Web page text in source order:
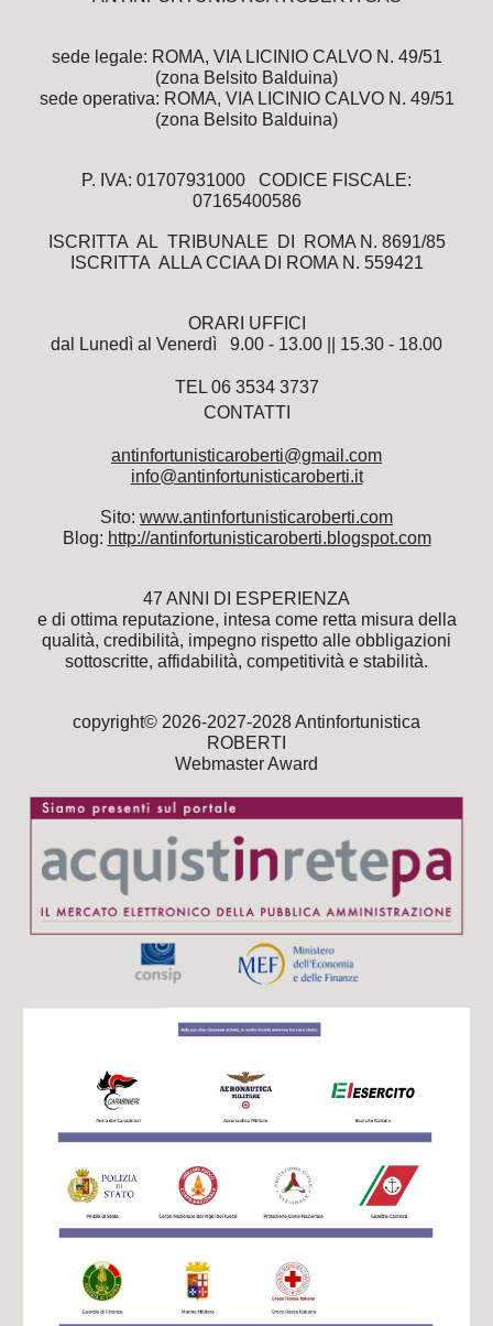
sede legale: ROMA, VIA LICINIO CALVO N. 49/51
(zona Belsito Balduina)
sede operativa: ROMA, VIA LICINIO CALVO N. 49/51
(zona Belsito Balduina)
P. IVA: 01707931000 CODICE FISCALE:
07165400586
ISCRITTA AL TRIBUNALE DI ROMA N. 8691/85
ISCRITTA ALLA CCIAA DI ROMA N. 559421
ORARI UFFICI
dal Lunedì al Venerdì 9.00 - 13.00 || 15.30 - 18.00
TEL 06 3534 3737
CONTATTI
antinfortunisticaroberti@gmail.com
info@antinfortunisticaroberti.it
Sito: www.antinfortunisticaroberti.com
Blog: http://antinfortunisticaroberti.blogspot.com
47 ANNI DI ESPERIENZA
e di ottima reputazione, intesa come retta misura della
qualità, credibilità, impegno rispetto alle obbligazioni
sottoscritte, affidabilità, competitività e stabilità.
copyright© 2026-2027-2028 Antinfortunistica
ROBERTI
Webmaster Award